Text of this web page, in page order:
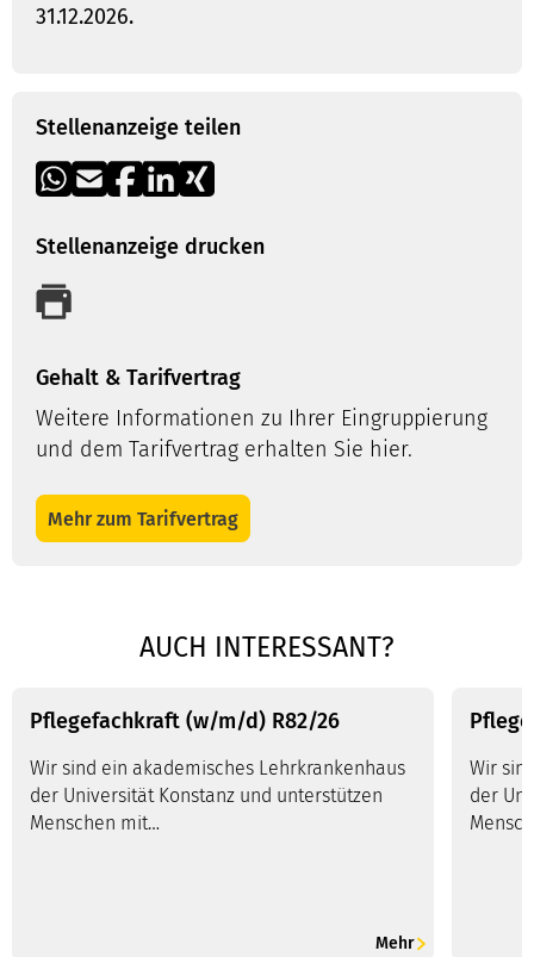
31.12.2026.
Stellenanzeige teilen
Stellenanzeige drucken
Gehalt & Tarifvertrag
Weitere Informationen zu Ihrer Eingruppierung
und dem Tarifvertrag erhalten Sie hier.
Mehr zum Tarifvertrag
Mit dem Laden der Karte akzeptieren Sie die
Datenschutzerklärung von Google Maps.
laden
Maps
Routenplaner
AUCH INTERESSANT?
Pflegefachkraft (w/m/d) R82/26
Wir sind ein akademisches Lehrkrankenhaus
der Universität Konstanz und unterstützen
Menschen mit…
Mehr
Wir
der